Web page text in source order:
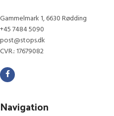
Gammelmark 1, 6630 Rødding
+45 7484 5090
post@stops.dk
CVR.: 17679082
Navigation